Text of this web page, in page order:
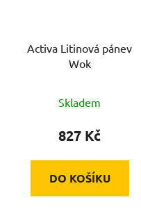
Activa Litinová pánev
Wok
Skladem
827 Kč
DO KOŠÍKU